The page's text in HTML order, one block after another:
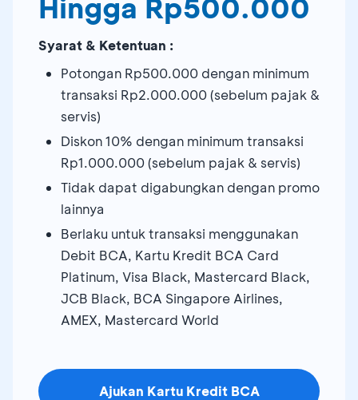
Syarat & Ketentuan :
Potongan Rp500.000 dengan minimum
transaksi Rp2.000.000 (sebelum pajak &
servis)
Diskon 10% dengan minimum transaksi
Rp1.000.000 (sebelum pajak & servis)
Tidak dapat digabungkan dengan promo
lainnya
Berlaku untuk transaksi menggunakan
Debit BCA, Kartu Kredit BCA Card
Platinum, Visa Black, Mastercard Black,
JCB Black, BCA Singapore Airlines,
AMEX, Mastercard World
Ajukan Kartu Kredit BCA